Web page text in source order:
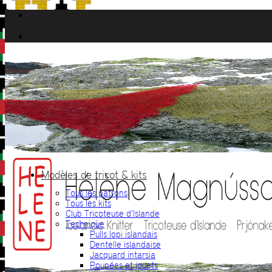
Passer
au
contenu
Modèles de tricot & kits
Tous les patrons
Tous les kits
Club Tricoteuse d’Islande
Technique
Pulls lopi islandais
Dentelle islandaise
Jacquard intarsia
Poupées et jouets